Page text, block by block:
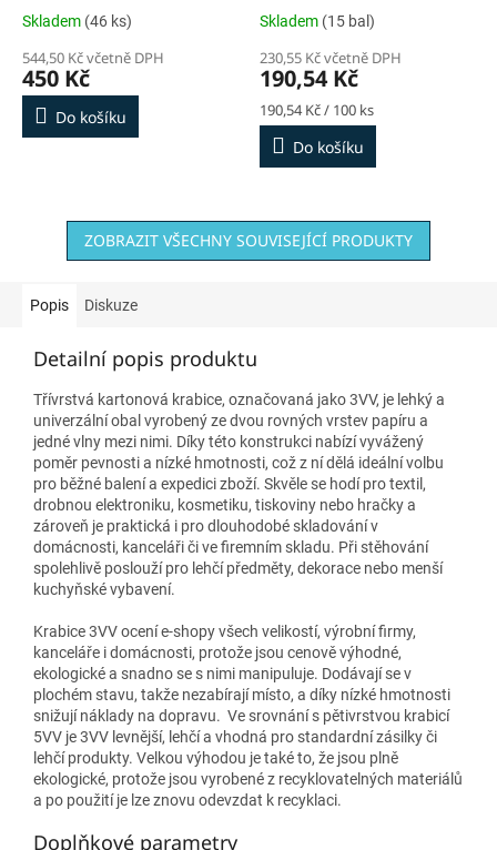
Skladem (46 ks)
544,50 Kč včetně DPH
450 Kč
Do košíku
Skladem (15 bal)
230,55 Kč včetně DPH
190,54 Kč
Měrná
cena:
190,54 Kč / 100 ks
Do košíku
ZOBRAZIT VŠECHNY SOUVISEJÍCÍ PRODUKTY
Popis Diskuze
Detailní popis produktu
Třívrstvá kartonová krabice, označovaná jako 3VV, je lehký a
univerzální obal vyrobený ze dvou rovných vrstev papíru a
jedné vlny mezi nimi. Díky této konstrukci nabízí vyvážený
poměr pevnosti a nízké hmotnosti, což z ní dělá ideální volbu
pro běžné balení a expedici zboží. Skvěle se hodí pro textil,
drobnou elektroniku, kosmetiku, tiskoviny nebo hračky a
zároveň je praktická i pro dlouhodobé skladování v
domácnosti, kanceláři či ve firemním skladu. Při stěhování
spolehlivě poslouží pro lehčí předměty, dekorace nebo menší
kuchyňské vybavení.
Krabice 3VV ocení e‑shopy všech velikostí, výrobní firmy,
kanceláře i domácnosti, protože jsou cenově výhodné,
ekologické a snadno se s nimi manipuluje. Dodávají se v
plochém stavu, takže nezabírají místo, a díky nízké hmotnosti
snižují náklady na dopravu. Ve srovnání s pětivrstvou krabicí
5VV je 3VV levnější, lehčí a vhodná pro standardní zásilky či
lehčí produkty. Velkou výhodou je také to, že jsou plně
ekologické, protože jsou vyrobené z recyklovatelných materiálů
a po použití je lze znovu odevzdat k recyklaci.
Doplňkové parametry